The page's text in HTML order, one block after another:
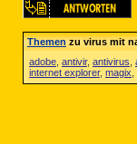
Themenzu virus mit
adobe antivir, antivirus
internet explorer, magix